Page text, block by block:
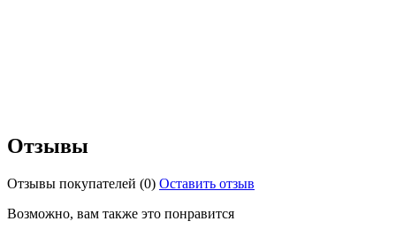
Отзывы
Отзывы покупателей (0) Оставить отзыв
Возможно, вам также это понравится